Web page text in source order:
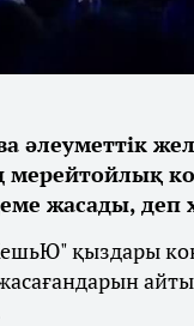
әлеуметтік
жасады, деп
қыздары